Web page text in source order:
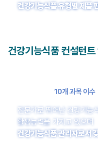
건강기능식품 유형별 제품
건강기능식품 컨설턴
10개 과목 이수
전문가로 뛰어난 건강기능
활용능력을 가지고 있으며
건강기능식품 관리자로서